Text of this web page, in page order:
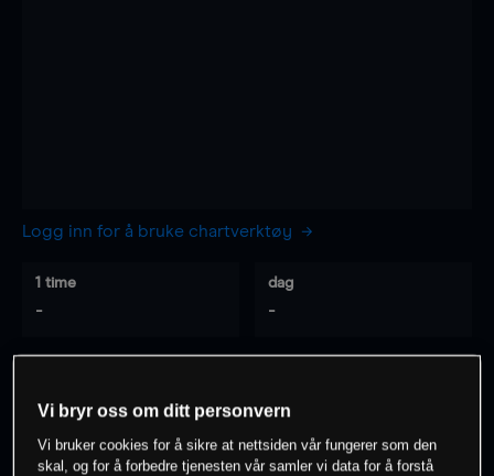
Logg inn for å bruke chartverktøy
1 time
-
dag
-
- -
Vi bryr oss om ditt personvern
Vi bruker cookies for å sikre at nettsiden vår fungerer som den
skal, og for å forbedre tjenesten vår samler vi data for å forstå